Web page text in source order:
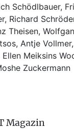
Schödlbauer,
Richard
Theisen,
Antje
Meiksins
Zuckermann
Magazin